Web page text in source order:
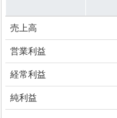
売上高
営業利益
経常利益
純利益